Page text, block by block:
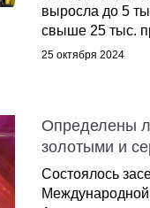
выросла до 5
свыше 25 тыс.
25 октября 2024
Определены
золотыми и
Состоялось